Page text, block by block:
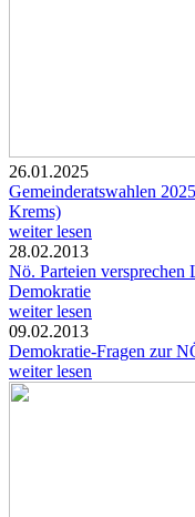
26.01.2025
Gemeinderatswahlen
Krems)
weiter lesen
28.02.2013
Nö. Parteien versprechen
Demokratie
weiter lesen
09.02.2013
Demokratie-Fragen zur
weiter lesen